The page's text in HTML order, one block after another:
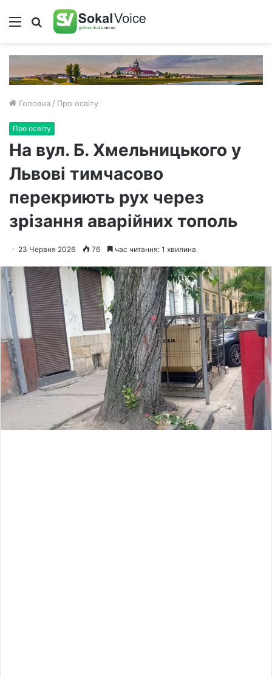
Меню Пошук
Головна / Про освіту
Про освіту
На вул. Б. Хмельницького у
Львові тимчасово
перекриють рух через
зрізання аварійних тополь
23 Червня 2026 76 час читання: 1 хвилина